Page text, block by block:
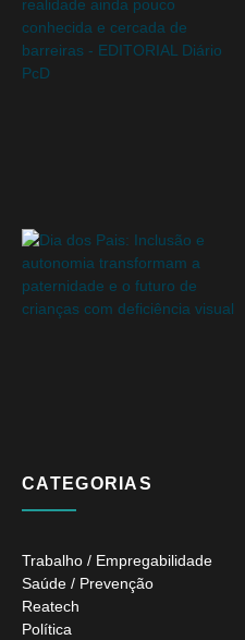
CATEGORIAS
Trabalho / Empregabilidade
Saúde / Prevenção
Reatech
Política